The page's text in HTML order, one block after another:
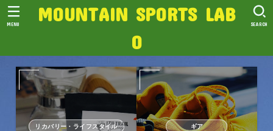
MOUNTAIN SPORTS LAB
O
SEARCH
MENU
リカバリー・ライフスタイル ギア